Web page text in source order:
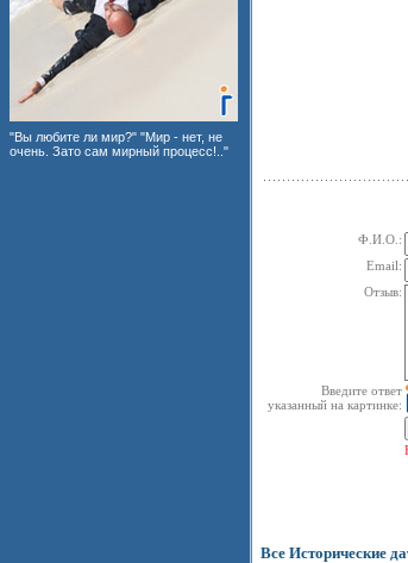
"Вы любите ли мир?" "Мир - нет, не
очень. Зато сам мирный процесс!.."
Ф.И.О.:
Email:
Отзыв:
Введите ответ
указанный на картинке:
Все Исторические